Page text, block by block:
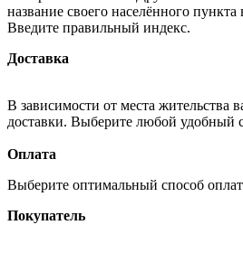
название своего населённого пункта
Введите правильный индекс.
Доставка
В зависимости от места жительства
доставки. Выберите любой удобный
Оплата
Выберите оптимальный способ
Покупатель